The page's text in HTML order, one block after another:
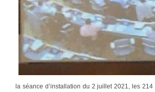
la séance d’installation du 2 juillet 2021, les